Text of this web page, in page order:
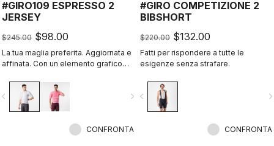
#GIRO109 ESPRESSO 2
JERSEY
$245.00 $98.00
La tua maglia preferita. Aggiornata e
affinata. Con un elemento grafico
navigate_next
CONFRONTA
#GIRO COMPETIZIONE 2
BIBSHORT
$220.00 $132.00
Fatti per rispondere a tutte le
esigenze senza strafare.
navigate_before
CONFRONTA